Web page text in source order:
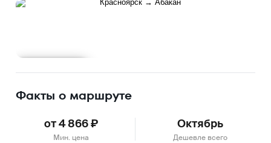
Факты о маршруте
от 4 866 ₽
Мин. цена
Октябрь
Дешевле всего